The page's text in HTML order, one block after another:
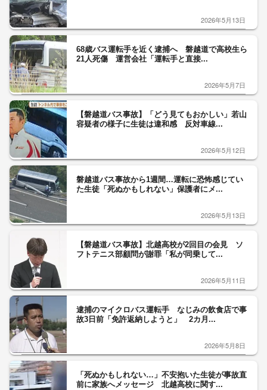
2026年5月13日
68歳バス運転手を近く逮捕へ 磐越道で高校生ら
21人死傷 運営会社「運転手と直接...
2026年5月7日
【磐越道バス事故】「どう見てもおかしい」若山
容疑者の様子に生徒は違和感 反対車線...
2026年5月12日
磐越道バス事故から1週間…運転に恐怖感じてい
た生徒「死ぬかもしれない」保護者にメ...
2026年5月13日
【磐越道バス事故】北越高校が2回目の会見 ソ
フトテニス部顧問が謝罪「私が同乗して...
2026年5月11日
逮捕のマイクロバス運転手 なじみの飲食店で事
故3日前「免許返納しようと」 2カ月...
2026年5月8日
「死ぬかもしれない…」不安抱いた生徒が事故直
前に家族へメッセージ 北越高校に関す...